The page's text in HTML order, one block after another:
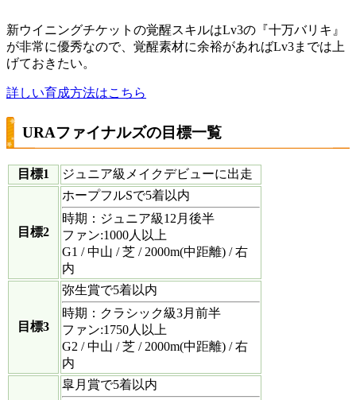
新ウイニングチケットの覚醒スキルはLv3の『十万バリキ』
が非常に優秀なので、覚醒素材に余裕があればLv3までは上
げておきたい。
詳しい育成方法はこちら
URAファイナルズの目標一覧
目標1 ジュニア級メイクデビューに出走
目標2
ホープフルSで5着以内
時期：ジュニア級12月後半
ファン:1000人以上
G1 / 中山 / 芝 / 2000m(中距離) / 右
内
目標3
弥生賞で5着以内
時期：クラシック級3月前半
ファン:1750人以上
G2 / 中山 / 芝 / 2000m(中距離) / 右
内
皐月賞で5着以内